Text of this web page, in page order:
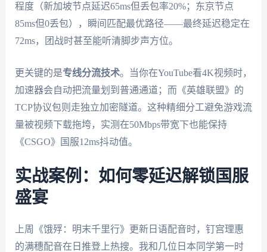
程度（新加坡节点延迟65ms但丢包率20%；东京节点
85ms但0丢包），瞬间匹配最优路径——最终延迟稳定在
72ms，团战时甚至能听清脚步声方位。
更关键的是专线分流技术。当你在YouTube看4K视频时，
加速器会自动把流量划到普通通道；而《英雄联盟》的
TCP协议包则走独立加密隧道。这种精细分工避免游戏流
量被视频下载拖垮，实测在50Mbps带宽下也能保持
《CSGO》国服12ms抖动值。
实战案例：如何零延迟解锁国服
盛宴
上周《饿殍：明末千里行》更新日语配音时，钉宫理惠
的满穗配音在日推登上热搜。我和几位日本同学第一时